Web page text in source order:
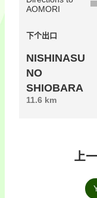
AOMORI
下个出口
NISHINASU
NO
SHIOBARA
11.6 km
上